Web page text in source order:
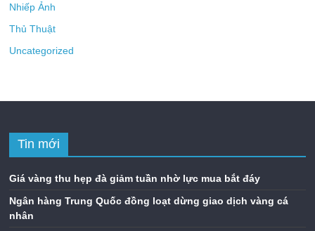
Nhiếp Ảnh
Thủ Thuật
Uncategorized
Tin mới
Giá vàng thu hẹp đà giảm tuần nhờ lực mua bắt đáy
Ngân hàng Trung Quốc đồng loạt dừng giao dịch vàng cá
nhân